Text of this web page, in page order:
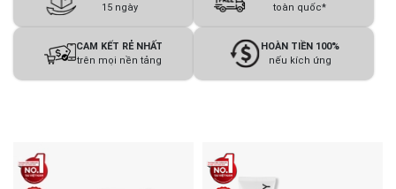
15 ngày
toàn quốc*
CAM KẾT RẺ NHẤT
trên mọi nền tảng
HOÀN TIỀN 100%
nếu kích ứng